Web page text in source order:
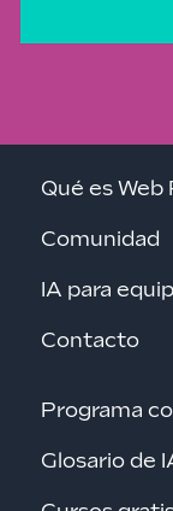
Qué es Web
Comunidad
IA para
Contacto
Programa
Glosario de